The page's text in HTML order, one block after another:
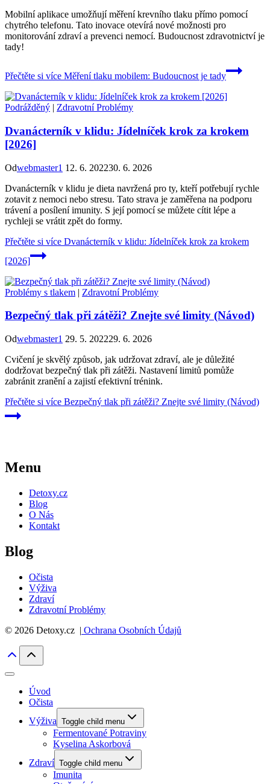
Mobilní aplikace umožňují měření krevního tlaku přímo pomocí
chytrého telefonu. Tato inovace otevírá nové možnosti pro
monitorování zdraví a prevenci nemocí. Budoucnost zdravotnictví je
tady!
Přečtěte si více Měření tlaku mobilem: Budoucnost je tady
Podrážděný | Zdravotní Problémy
Dvanácterník v klidu: Jídelníček krok za krokem
[2026]
Odwebmaster1 12. 6. 202230. 6. 2026
Dvanácterník v klidu je dieta navržená pro ty, kteří potřebují rychle
zotavit z nemoci nebo stresu. Tato strava je zaměřena na podporu
trávení a posílení imunity. S její pomocí se můžete cítit lépe a
rychleji se vrátit zpět do formy.
Přečtěte si více Dvanácterník v klidu: Jídelníček krok za krokem
[2026]
Problémy s tlakem | Zdravotní Problémy
Bezpečný tlak při zátěži? Znejte své limity (Návod)
Odwebmaster1 29. 5. 202229. 6. 2026
Cvičení je skvělý způsob, jak udržovat zdraví, ale je důležité
dodržovat bezpečný tlak při zátěži. Nastavení limitů pomůže
zabránit zranění a zajistí efektivní trénink.
Přečtěte si více Bezpečný tlak při zátěži? Znejte své limity (Návod)
Menu
Detoxy.cz
Blog
O Nás
Kontakt
Blog
Očista
Výživa
Zdraví
Zdravotní Problémy
© 2026 Detoxy.cz | Ochrana Osobních Údajů
Úvod
Očista
Výživa Toggle child menu
Fermentované Potraviny
Kyselina Askorbová
Zdraví Toggle child menu
Imunita